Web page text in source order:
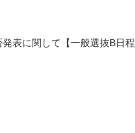
発表に関して【一般選抜B日